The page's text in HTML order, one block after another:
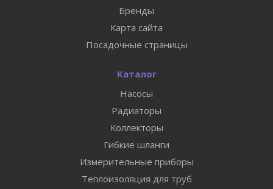
Бренды
Карта сайта
Посадочные страницы
Каталог
Насосы
Радиаторы
Коллекторы
Гибкие шланги
Измерительные приборы
Теплоизоляция для труб